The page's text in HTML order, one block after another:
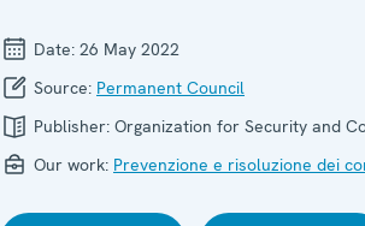
Date: 26 May 2022
Source: Permanent Council
Publisher: Organization for Security and
Our work: Prevenzione e risoluzione dei